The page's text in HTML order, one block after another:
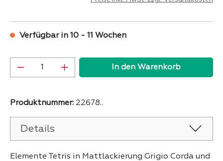
Verfügbar in 10 - 11 Wochen
Produkt Anzahl: Gib den gewünschten
In den Warenkorb
Produktnummer: 22678..
Details
Elemente Tetris in Mattlackierung Grigio Corda und